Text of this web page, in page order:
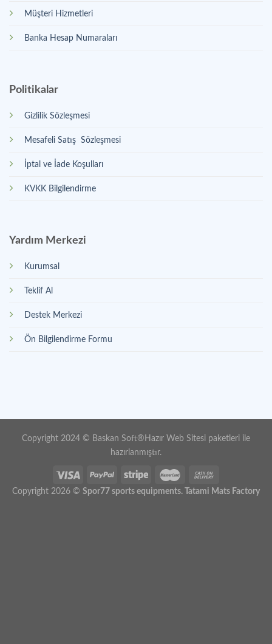
Müşteri Hizmetleri
Banka Hesap Numaraları
Politikalar
Gizlilik Sözleşmesi
Mesafeli Satış Sözleşmesi
İptal ve İade Koşulları
KVKK Bilgilendirme
Yardım Merkezi
Kurumsal
Teklif Al
Destek Merkezi
Ön Bilgilendirme Formu
Copyright 2024 © Baskan Soft® Hazır Web Sitesi paketleri ile
hazırlanmıştır.
Copyright 2026 © Spor77 sports equipments. Tatami Mats Factory